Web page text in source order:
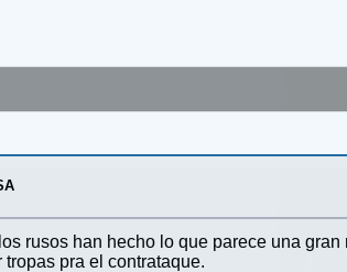
rusos han hecho lo que parece una
pra el contrataque.